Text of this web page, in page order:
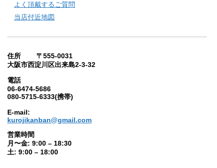
よく頂戴するご質問
当店付近地図
住所 〒555-0031
大阪市西淀川区出来島2-3-32
電話
06-6474-5686
080-5715-6333(携帯)
E-mail:
kurojikanban@gmail.com
営業時間
月〜金: 9:00 – 18:30
土: 9:00 – 18:00